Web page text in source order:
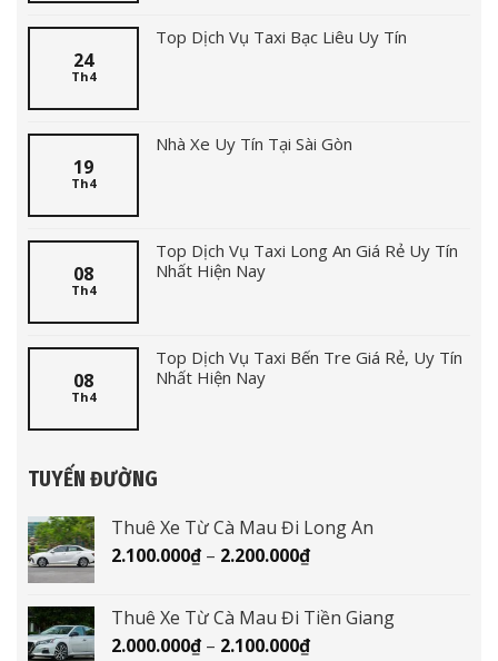
24
Th4
Top Dịch Vụ Taxi Bạc Liêu Uy Tín
19
Th4
Nhà Xe Uy Tín Tại Sài Gòn
08
Th4
Top Dịch Vụ Taxi Long An Giá Rẻ Uy Tín
Nhất Hiện Nay
08
Th4
Top Dịch Vụ Taxi Bến Tre Giá Rẻ, Uy Tín
Nhất Hiện Nay
TUYẾN ĐƯỜNG
Thuê Xe Từ Cà Mau Đi Long An
2.100.000₫ – 2.200.000₫Khoảng
2.100.000₫
đến
Thuê Xe Từ Cà Mau Đi Tiền Giang
2.000.000₫ – 2.100.000₫Khoảng